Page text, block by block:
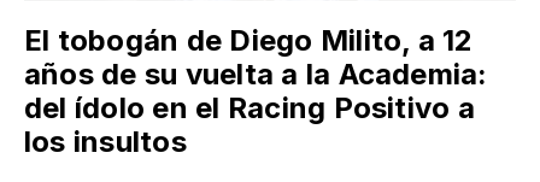
El tobogán de Diego Milito, a 12
años de su vuelta a la Academia:
del ídolo en el Racing Positivo a
los insultos